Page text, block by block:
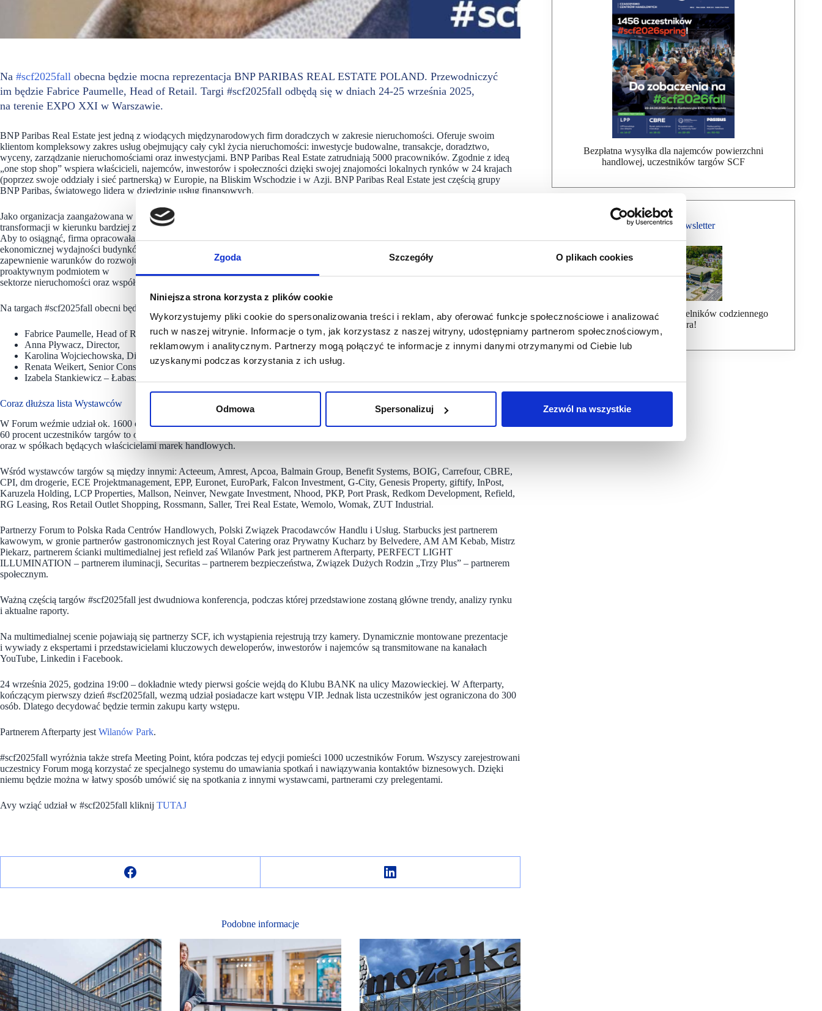
Zgoda Szczegóły O plikach cookies
Niniejsza strona korzysta z plików cookie
Wykorzystujemy pliki cookie do spersonalizowania treści i reklam, aby oferować funkcje społecznościowe i analizować
ruch w naszej witrynie. Informacje o tym, jak korzystasz z naszej witryny, udostępniamy partnerom społecznościowym,
reklamowym i analitycznym. Partnerzy mogą połączyć te informacje z innymi danymi otrzymanymi od Ciebie lub
uzyskanymi podczas korzystania z ich usług.
Odmowa Spersonalizuj Zezwól na wszystkie
Na #scf2025fall obecna będzie mocna reprezentacja BNP PARIBAS REAL ESTATE POLAND. Przewodniczyć
im będzie Fabrice Paumelle, Head of Retail. Targi #scf2025fall odbędą się w dniach 24-25 września 2025,
na terenie EXPO XXI w Warszawie.
BNP Paribas Real Estate jest jedną z wiodących międzynarodowych firm doradczych w zakresie nieruchomości. Oferuje swoim
klientom kompleksowy zakres usług obejmujący cały cykl życia nieruchomości: inwestycje budowalne, transakcje, doradztwo,
wyceny, zarządzanie nieruchomościami oraz inwestycjami. BNP Paribas Real Estate zatrudniają 5000 pracowników. Zgodnie z ideą
„one stop shop” wspiera właścicieli, najemców, inwestorów i społeczności dzięki swojej znajomości lokalnych rynków w 24 krajach
(poprzez swoje oddziały i sieć partnerską) w Europie, na Bliskim Wschodzie i w Azji. BNP Paribas Real Estate jest częścią grupy
BNP Paribas, światowego lidera w dziedzinie usług finansowych.
Jako organizacja zaangażowana w rozwijanie idei zrównoważonych miast, BNP Paribas Real Estate zamierza przewodzić zielonej
transformacji w kierunku bardziej zrównoważonych nieruchomości: niskoemisyjnych, w duchu włączenia społecznego i dobrostanu.
Aby to osiągnąć, firma opracowała politykę CSR z czterema celami. Po pierwsze: etyczne i odpowiedzialne zwiększanie
ekonomicznej wydajności budynków. Po drugie: integracja zielonej transformacji i zmniejszenie śladu środowiskowego. Po trzecie:
zapewnienie warunków do rozwoju, zaangażowania społecznego i dobrego samopoczucia swoich pracowników. Po czwarte: bycie
proaktywnym podmiotem w
sektorze nieruchomości oraz współtworzenie lokalnych inicjatyw i partnerstw.
Na targach #scf2025fall obecni będą następujący przedstawiciele
Fabrice Paumelle, Head of Retail,
Anna Pływacz, Director,
Karolina Wojciechowska, Director,
Renata Weikert, Senior Consultant,
Izabela Stankiewicz – Łabaszewska, Portfolio Manager
Coraz dłuższa lista Wystawców
W Forum weźmie udział ok. 1600 osób, wśród których będą przedstawiciele ponad 400 sieci handlowych i innych najemców. Ponad
60 procent uczestników targów to osoby zajmujące kluczowe, decyzyjne stanowiska w firmach deweloperskich i inwestycyjnych
oraz w spółkach będących właścicielami marek handlowych.
Wśród wystawców targów są między innymi: Acteeum, Amrest, Apcoa, Balmain Group, Benefit Systems, BOIG, Carrefour, CBRE,
CPI, dm drogerie, ECE Projektmanagement, EPP, Euronet, EuroPark, Falcon Investment, G-City, Genesis Property, giftify, InPost,
Karuzela Holding, LCP Properties, Mallson, Neinver, Newgate Investment, Nhood, PKP, Port Prask, Redkom Development, Refield,
RG Leasing, Ros Retail Outlet Shopping, Rossmann, Saller, Trei Real Estate, Wemolo, Womak, ZUT Industrial.
Partnerzy Forum to Polska Rada Centrów Handlowych, Polski Związek Pracodawców Handlu i Usług. Starbucks jest partnerem
kawowym, w gronie partnerów gastronomicznych jest Royal Catering oraz Prywatny Kucharz by Belvedere, AM AM Kebab, Mistrz
Piekarz, partnerem ścianki multimedialnej jest refield zaś Wilanów Park jest partnerem Afterparty, PERFECT LIGHT
ILLUMINATION – partnerem iluminacji, Securitas – partnerem bezpieczeństwa, Związek Dużych Rodzin „Trzy Plus” – partnerem
społecznym.
Ważną częścią targów #scf2025fall jest dwudniowa konferencja, podczas której przedstawione zostaną główne trendy, analizy rynku
i aktualne raporty.
Na multimedialnej scenie pojawiają się partnerzy SCF, ich wystąpienia rejestrują trzy kamery. Dynamicznie montowane prezentacje
i wywiady z ekspertami i przedstawicielami kluczowych deweloperów, inwestorów i najemców są transmitowane na kanałach
YouTube, Linkedin i Facebook.
24 września 2025, godzina 19:00 – dokładnie wtedy pierwsi goście wejdą do Klubu BANK na ulicy Mazowieckiej. W Afterparty,
kończącym pierwszy dzień #scf2025fall, wezmą udział posiadacze kart wstępu VIP. Jednak lista uczestników jest ograniczona do 300
osób. Dlatego decydować będzie termin zakupu karty wstępu.
Partnerem Afterparty jest Wilanów Park.
#scf2025fall wyróżnia także strefa Meeting Point, która podczas tej edycji pomieści 1000 uczestników Forum. Wszyscy zarejestrowani
uczestnicy Forum mogą korzystać ze specjalnego systemu do umawiania spotkań i nawiązywania kontaktów biznesowych. Dzięki
niemu będzie można w łatwy sposób umówić się na spotkania z innymi wystawcami, partnerami czy prelegentami.
Avy wziąć udział w #scf2025fall kliknij TUTAJ
Podobne informacje
Bezpłatna wysyłka dla najemców powierzchni
handlowej, uczestników targów SCF
Bezpłatny Newsletter
Dołącz do ponad 7000 czytelników codziennego
newslettera!